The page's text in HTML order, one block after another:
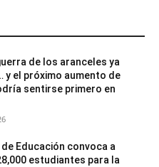
de los aranceles ya
y el próximo aumento de
sentirse primero en
Educación convoca a
estudiantes para la